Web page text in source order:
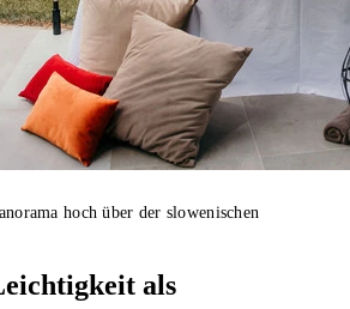
hoch über der slowenischen
als